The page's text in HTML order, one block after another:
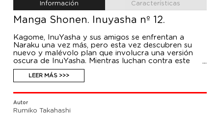
Información Características
Manga Shonen. Inuyasha nº 12.
Kagome, InuYasha y sus amigos se enfrentan a
Naraku una vez más, pero esta vez descubren su
nuevo y malévolo plan que involucra una versión
oscura de InuYasha. Mientras luchan contra este
enemigo formidable, se revelan más detalles sobre el
pasado de Kikyo y su conexión con Naraku,
complicando aún más los sentimientos de InuYasha.
LEER MÁS >>>
Autor
Rumiko Takahashi